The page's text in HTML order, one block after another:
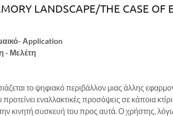
LANDSCAPE/THE CASE OF
Αpplication
- Μελέτη
το ψηφιακό περιβάλλον μιας άλλης
εναλλακτικές προσόψεις σε κάποια
κινητή συσκευή του προς αυτά. Ο χρήστης,